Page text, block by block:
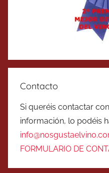
Contacto
Si queréis contactar
información, lo podéis
FORMULARIO DE